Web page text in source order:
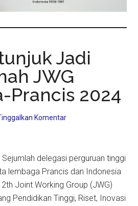
Jadi
JWG
Prancis 2024
Komentar
Sejumlah delegasi perguruan tinggi
lembaga Prancis dan Indonesia
Joint Working Group (JWG)
Pendidikan Tinggi, Riset, Inovasi